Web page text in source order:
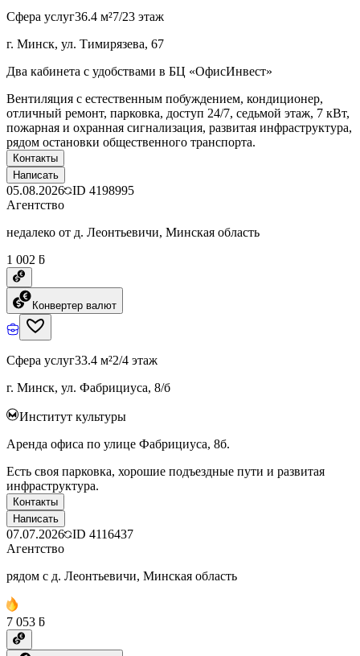
Сфера услуг36.4 м²7/23 этаж
г. Минск, ул. Тимирязева, 67
Два кабинета с удобствами в БЦ «ОфисИнвест»
Вентиляция с естественным побуждением, кондиционер,
отличный ремонт, парковка, доступ 24/7, седьмой этаж, 7 кВт,
пожарная и охранная сигнализация, развитая инфраструктура,
рядом остановки общественного транспорта.
Контакты
Написать
05.08.2026 ID 4198995
Агентство
недалеко от д. Леонтьевичи, Минская область
1 002 ƃ
Конвертер валют
Сфера услуг33.4 м²2/4 этаж
г. Минск, ул. Фабрициуса, 8/б
Институт культуры
Аренда офиса по улице Фабрициуса, 8б.
Есть своя парковка, хорошие подъездные пути и развитая
инфраструктура.
Контакты
Написать
07.07.2026 ID 4116437
Агентство
рядом с д. Леонтьевичи, Минская область
7 053 ƃ